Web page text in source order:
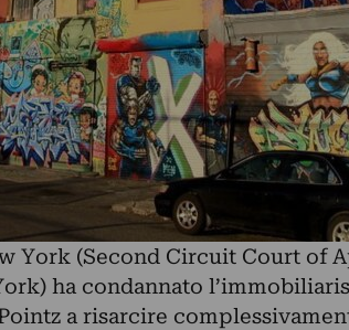
York (Second Circuit Court of
ha condannato
a risarcire